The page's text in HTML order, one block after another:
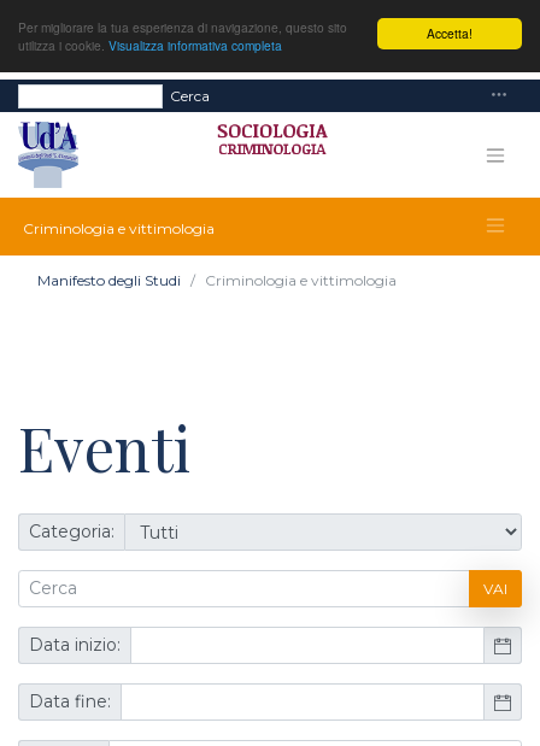
Accetta!
Per migliorare la tua esperienza di navigazione, questo sito
utilizza i cookie. Visualizza informativa completa
Cerca
Criminologia e vittimologia
Manifesto degli Studi Criminologia e vittimologia
Eventi
Categoria:
VAI
Data inizio:
Data fine: